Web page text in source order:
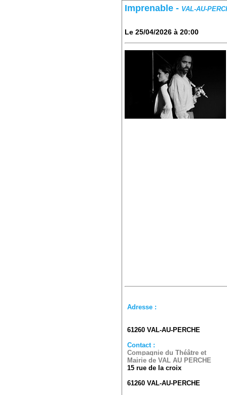
Imprenable - VAL-AU-
Le 25/04/2026 à 20:00
Adresse :
61260 VAL-AU-PERCHE
Contact :
Compagnie du Théâtre et
Mairie de VAL AU PERCHE
15 rue de la croix
61260 VAL-AU-PERCHE